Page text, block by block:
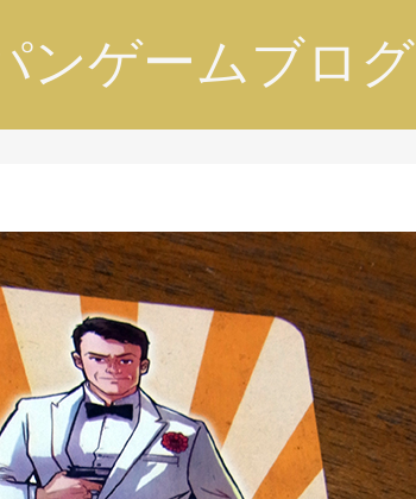
ンゲームブログ